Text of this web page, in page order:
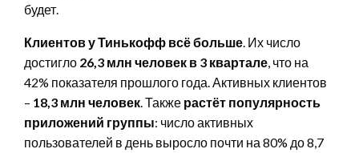
будет.
Клиентов у Тинькофф всё больше. Их число
достигло 26,3 млн человек в 3 квартале, что на
42% показателя прошлого года. Активных клиентов
– 18,3 млн человек. Также растёт популярность
приложений группы: число активных
пользователей в день выросло почти на 80% до 8,7